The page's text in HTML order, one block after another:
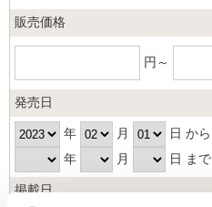
販売価格
円～
発売日
年 月
日 から
年
月 日 まで
掲載日